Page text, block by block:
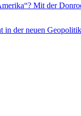
Mit der
in der neuen